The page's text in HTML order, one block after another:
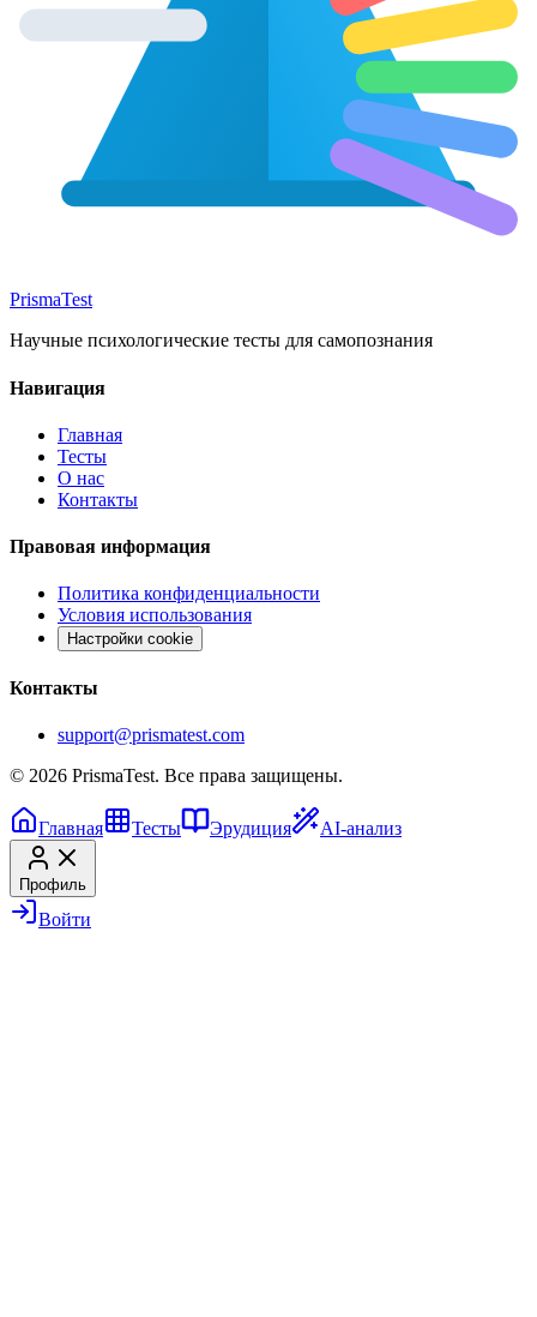
PrismaTest
Научные психологические тесты для самопознания
Навигация
Главная
Тесты
О нас
Контакты
Правовая информация
Политика конфиденциальности
Условия использования
Настройки cookie
Контакты
support@prismatest.com
© 2026 PrismaTest. Все права защищены.
Главная Тесты Эрудиция AI-анализ
Профиль
Войти